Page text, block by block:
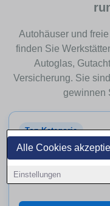
Alle Cookies
Einstellungen
Autohäuser und
finden Sie
Autoglas,
Versicherung. Sie
gewinnen
Top-Kategorie
Autohäuser
Mehr anzeigen
Markenbetrieb,